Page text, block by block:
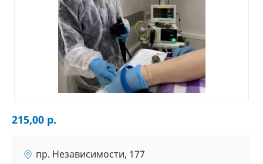
215,00 р.
пр. Независимости, 177